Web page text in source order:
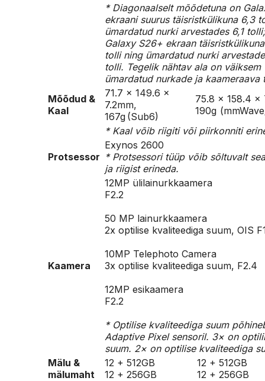
* Diagonaalselt mõõdetuna on
ekraani suurus täisristkülikuna 6,3
ümardatud nurki arvestades 6,1 tolli;
Galaxy S26+ ekraan
tolli ning ümardatud nurki
tolli. Tegelik nähtav ala on väiksem
ümardatud nurkade ja kaameraava
Mõõdud &
Kaal
71.7 x 149.6 x
7.2mm,
167g (Sub6)
75.8 x 158.4 x
190g
* Kaal võib riigiti või piirkonniti
Protsessor
Exynos 2600
* Protsessori tüüp võib sõltuvalt
ja riigist erineda.
Kaamera
12MP ülilainurkkaamera
F2.2
50 MP lainurkkaamera
2x optilise kvaliteediga suum, OIS
10MP Telephoto Camera
3x optilise kvaliteediga suum,
12MP esikaamera
F2.2
* Optilise kvaliteediga suum
Adaptive Pixel sensoril. 3× on
suum. 2× on optilise kvaliteediga
Mälu &
mälumaht
12 + 512GB
12 + 256GB
12 + 512GB
12 + 256GB